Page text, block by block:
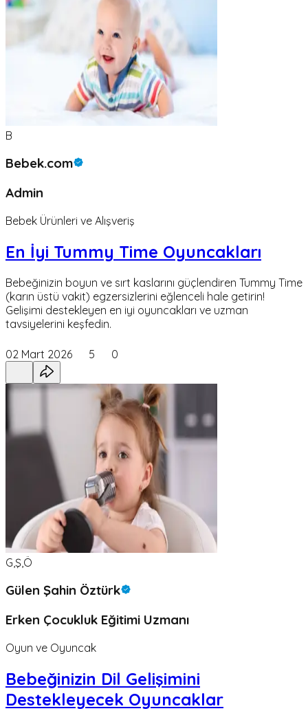
B
Bebek.com
Admin
Bebek Ürünleri ve Alışveriş
En İyi Tummy Time Oyuncakları
Bebeğinizin boyun ve sırt kaslarını güçlendiren Tummy Time
(karın üstü vakit) egzersizlerini eğlenceli hale getirin!
Gelişimi destekleyen en iyi oyuncakları ve uzman
tavsiyelerini keşfedin.
02 Mart 2026 5 0
G,Ş,Ö
Gülen Şahin Öztürk
Erken Çocukluk Eğitimi Uzmanı
Oyun ve Oyuncak
Bebeğinizin Dil Gelişimini
Destekleyecek Oyuncaklar